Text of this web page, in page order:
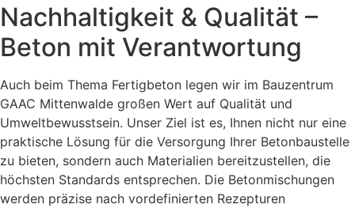
Nachhaltigkeit & Qualität –
Beton mit Verantwortung
Auch beim Thema Fertigbeton legen wir im Bauzentrum
GAAC Mittenwalde großen Wert auf Qualität und
Umweltbewusstsein. Unser Ziel ist es, Ihnen nicht nur eine
praktische Lösung für die Versorgung Ihrer Betonbaustelle
zu bieten, sondern auch Materialien bereitzustellen, die
höchsten Standards entsprechen. Die Betonmischungen
werden präzise nach vordefinierten Rezepturen